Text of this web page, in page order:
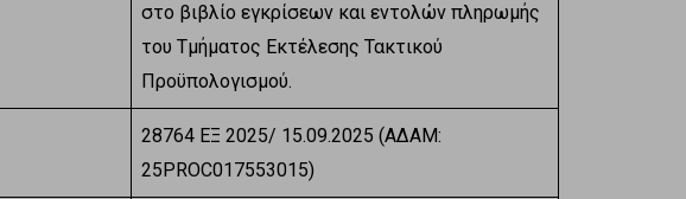
στο βιβλίο εγκρίσεων και εντολών πληρωμής
του Τμήματος Εκτέλεσης Τακτικού
Προϋπολογισμού.
28764 ΕΞ 2025/ 15.09.2025 (ΑΔΑΜ:
25PROC017553015)